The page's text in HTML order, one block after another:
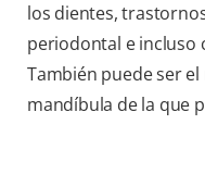
los dientes,
periodontal e incluso
También puede ser
mandíbula de la que